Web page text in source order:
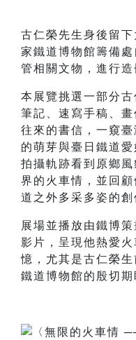
古仁榮先生身後留
家鐵道博物館籌備
管相關文物，進行造
本展覽挑選一部分古
筆記、速寫手稿、
往來的書信，一窺
的萌芽與臺日鐵道
拍攝軌跡看到原鄉
界的火車情，並回
道之外多采多姿的創
展場並播放由鐵博
影片，呈現他熱愛
憶，尤其是古仁榮
鐵道博物館的殷切期